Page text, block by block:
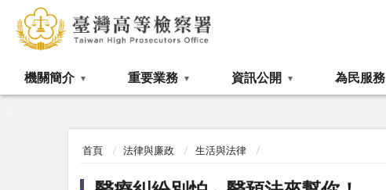
機關簡介 重要業務 資訊公開 為民服務
首頁 法律與廉政 生活與法律